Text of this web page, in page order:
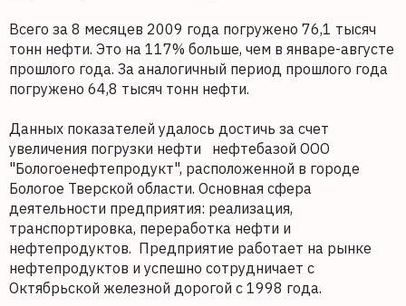
Всего за 8 месяцев 2009 года погружено 76,1 тысяч
тонн нефти. Это на 117% больше, чем в январе-августе
прошлого года. За аналогичный период прошлого года
погружено 64,8 тысяч тонн нефти.
Данных показателей удалось достичь за счет
увеличения погрузки нефти нефтебазой ООО
"Бологоенефтепродукт", расположенной в городе
Бологое Тверской области. Основная сфера
деятельности предприятия: реализация,
транспортировка, переработка нефти и
нефтепродуктов. Предприятие работает на рынке
нефтепродуктов и успешно сотрудничает с
Октябрьской железной дорогой с 1998 года.